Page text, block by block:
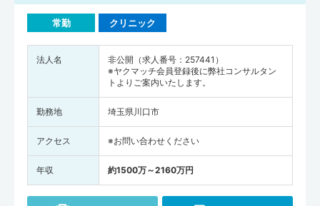
常勤 クリニック
法人名
非公開（求人番号：257441）
※ヤクマッチ会員登録後に弊社コンサルタン
トよりご案内いたします。
勤務地 埼玉県川口市
アクセス ※お問い合わせください
年収 約1500万～2160万円